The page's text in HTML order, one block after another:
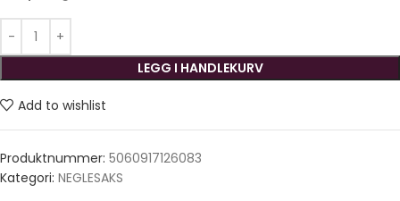
LEGG I HANDLEKURV
Add to wishlist
Produktnummer: 5060917126083
Kategori: NEGLESAKS